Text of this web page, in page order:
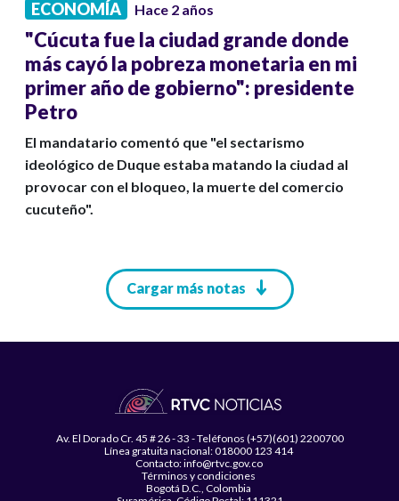
ECONOMÍA Hace 2 años
"Cúcuta fue la ciudad grande donde
más cayó la pobreza monetaria en mi
primer año de gobierno": presidente
Petro
El mandatario comentó que "el sectarismo
ideológico de Duque estaba matando la ciudad al
provocar con el bloqueo, la muerte del comercio
cucuteño".
Cargar más notas
Av. El Dorado Cr. 45 # 26 - 33 - Teléfonos (+57)(601) 2200700
Línea gratuita nacional: 018000 123 414
Contacto: info@rtvc.gov.co
Términos y condiciones
Bogotá D.C., Colombia